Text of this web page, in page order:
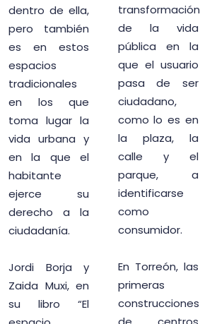
dentro de ella,
pero también
es en estos
espacios
tradicionales
en los que
toma lugar la
vida urbana y
en la que el
habitante
ejerce su
derecho a la
ciudadanía.
Jordi Borja y
Zaida Muxi, en
su libro “El
transformación
de la vida
pública en la
que el usuario
pasa de ser
ciudadano,
como lo es en
la plaza, la
calle y el
parque, a
identificarse
como
consumidor.
En Torreón, las
primeras
construcciones